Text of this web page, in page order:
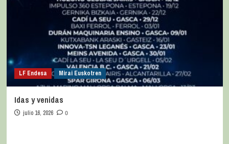
LF Endesa Mirai Euskotren
Idas y venidas
julio 16, 2026 0